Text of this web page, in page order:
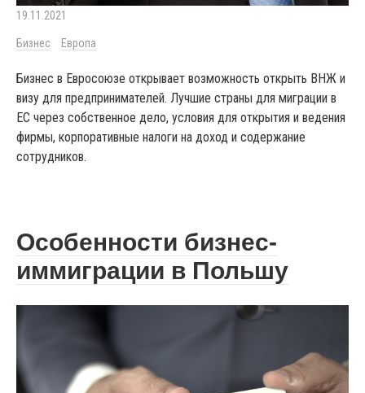
19.11.2021
Бизнес Европа
Бизнес в Евросоюзе открывает возможность открыть ВНЖ и
визу для предпринимателей. Лучшие страны для миграции в
ЕС через собственное дело, условия для открытия и ведения
фирмы, корпоративные налоги на доход и содержание
сотрудников.
Особенности бизнес-
иммиграции в Польшу